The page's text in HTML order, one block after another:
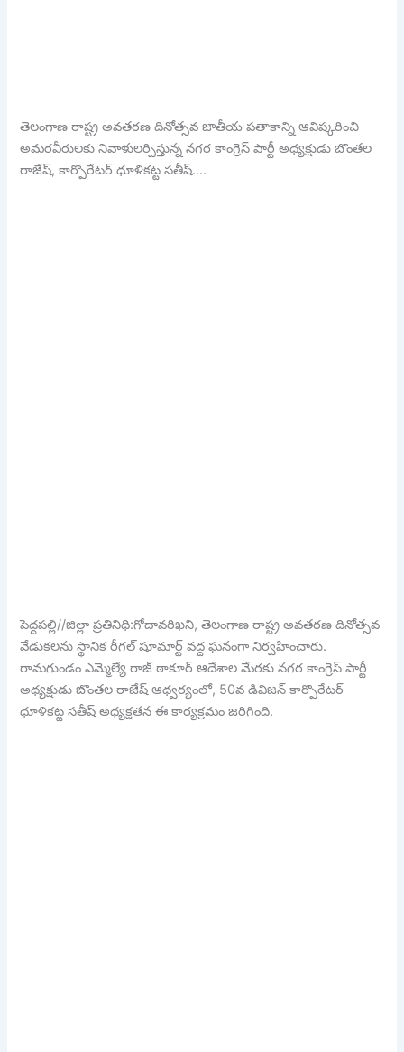
తెలంగాణ రాష్ట్ర అవతరణ దినోత్సవ జాతీయ పతాకాన్ని ఆవిష్కరించి
అమరవీరులకు నివాళులర్పిస్తున్న నగర కాంగ్రెస్ పార్టీ అధ్యక్షుడు బొంతల
రాజేష్, కార్పొరేటర్ ధూళికట్ట సతీష్….
పెద్దపల్లి//జిల్లా ప్రతినిధి:గోదావరిఖని, తెలంగాణ రాష్ట్ర అవతరణ దినోత్సవ
వేడుకలను స్థానిక రీగల్ షూమార్ట్ వద్ద ఘనంగా నిర్వహించారు.
రామగుండం ఎమ్మెల్యే రాజ్ ఠాకూర్ ఆదేశాల మేరకు నగర కాంగ్రెస్ పార్టీ
అధ్యక్షుడు బొంతల రాజేష్ ఆధ్వర్యంలో, 50వ డివిజన్ కార్పొరేటర్
ధూళికట్ట సతీష్ అధ్యక్షతన ఈ కార్యక్రమం జరిగింది.